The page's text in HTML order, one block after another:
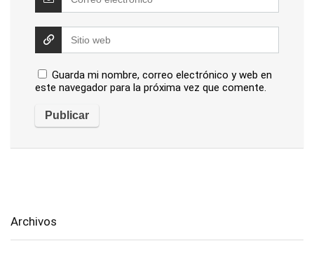
Guarda mi nombre, correo electrónico y web en
este navegador para la próxima vez que comente.
Archivos